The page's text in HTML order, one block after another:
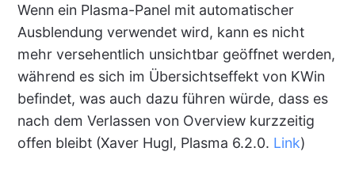
Wenn ein Plasma-Panel mit automatischer
Ausblendung verwendet wird, kann es nicht
mehr versehentlich unsichtbar geöffnet werden,
während es sich im Übersichtseffekt von KWin
befindet, was auch dazu führen würde, dass es
nach dem Verlassen von Overview kurzzeitig
offen bleibt (Xaver Hugl, Plasma 6.2.0. Link)